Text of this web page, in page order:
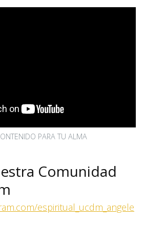
PARA TU ALMA
Comunidad
espiritual_ucdm_angele